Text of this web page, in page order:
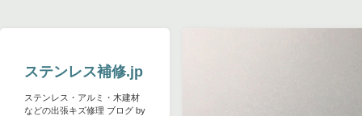
ステンレス補修.jp
ステンレス・アルミ・木建材
などの出張キズ修理 ブログ by